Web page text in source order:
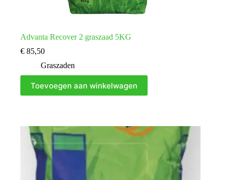
Advanta Recover 2 graszaad 5KG
€ 85,50
Graszaden
Toevoegen aan winkelwagen